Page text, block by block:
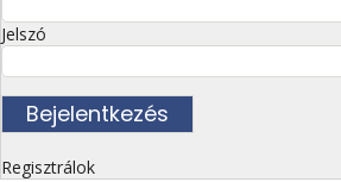
Jelszó
Regisztrálok